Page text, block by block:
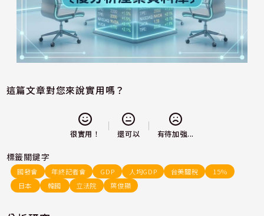
這篇文章對您來說實用嗎？
很實用！ 還可以 有待加強...
標籤關鍵字
國發會 年終記者會 GDP 人均GDP 台美關稅
15%
日本
韓國 立法院 葉俊顯